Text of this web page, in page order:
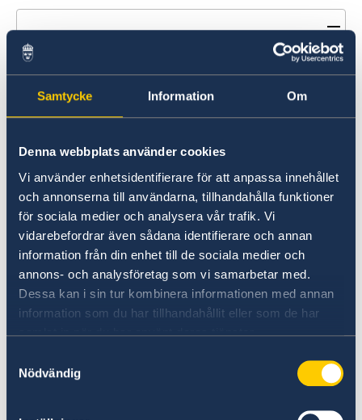
Samtycke Information Om
Denna webbplats använder cookies
Vi använder enhetsidentifierare för att anpassa innehållet
och annonserna till användarna, tillhandahålla funktioner
för sociala medier och analysera vår trafik. Vi
vidarebefordrar även sådana identifierare och annan
information från din enhet till de sociala medier och
annons- och analysföretag som vi samarbetar med.
Dessa kan i sin tur kombinera informationen med annan
information som du har tillhandahållit eller som de har
samlat in när du har använt deras tjänster.
Nödvändig
Dominica
Going to Sweden?
Visiting Sweden
Studying in Sweden
Studying in Sweden
Please contact the Embassy for information on
any local conditions. A link to the Embassy is
found at the bottom of the page.
Basic information about: Studying in
Sweden
Basic information applicable to all countries is
available here. In some countries, additional
conditions also apply – for more information,
select a country from the 'Select Country Here'